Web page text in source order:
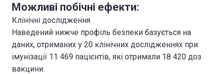
Можливі побічні ефекти:
Клінічні дослідження
Наведений нижче профіль безпеки базується на
даних, отриманих у 20 клінічних дослідженнях при
імунізації 11 469 пацієнтів, які отримали 18 420 доз
вакцини.